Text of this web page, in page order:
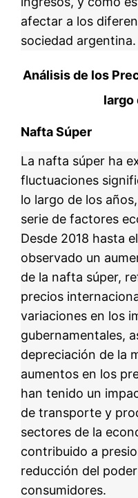
afectar a los
sociedad argentina.
Análisis de los
largo
Nafta Súper
La nafta súper ha
fluctuaciones
lo largo de los
serie de factores
Desde 2018 hasta
observado un
de la nafta súper,
precios
variaciones en los
gubernamentales,
depreciación de la
aumentos en los
han tenido un
de transporte y
sectores de la
contribuido a
reducción del
consumidores.